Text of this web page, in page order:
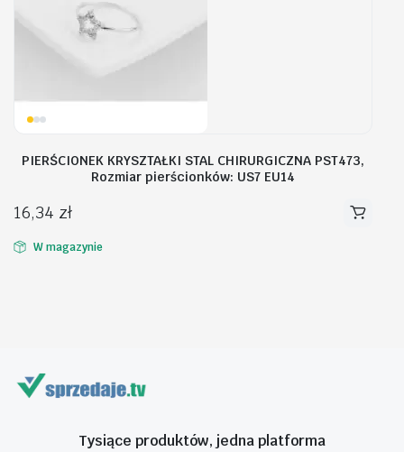
PIERŚCIONEK KRYSZTAŁKI STAL CHIRURGICZNA PST473,
Rozmiar pierścionków: US7 EU14
16,34 zł
W magazynie
Tysiące produktów, jedna platforma